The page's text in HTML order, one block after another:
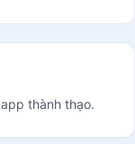
thành thạo.